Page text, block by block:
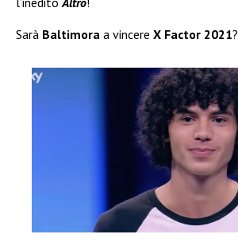
Sarà Baltimora a vincere X Factor 2021?